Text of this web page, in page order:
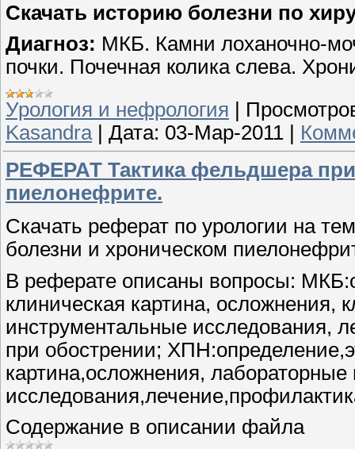
Скачать историю болезни по
Диагноз: МКБ. Камни лоханочно-
почки. Почечная колика слева.
Урология и нефрология
Kasandra| Дата: 03-Мар-2011
РЕФЕРАТ Тактика фельдшера
пиелонефрите.
Скачать реферат по урологии на
болезни и хроническом
В реферате описаны вопросы:
клиническая картина, осложнения,
инструментальные исследования,
при обострении;
картина,осложнения,
Содержание в описании файла